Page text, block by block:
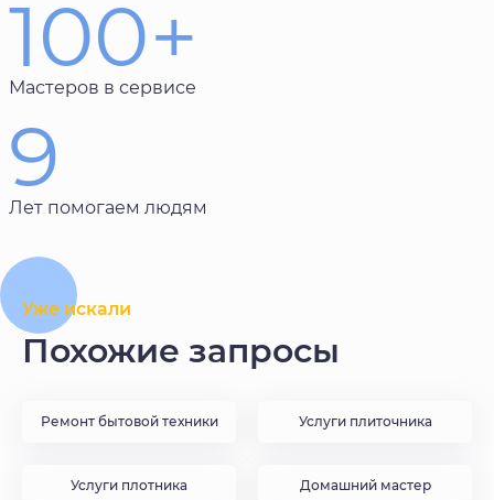
100+
Мастеров в сервисе
9
Лет помогаем людям
Уже искали
Похожие запросы
Ремонт бытовой техники Услуги плиточника
Услуги плотника Домашний мастер